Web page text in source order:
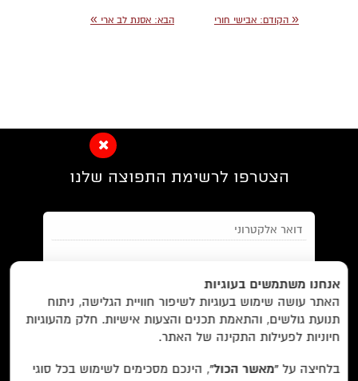
« הקודם: אבישי חורי הבא: אסנת לב ארי »
הצטרפו לרשימת התפוצה שלנו
מאשר/ת אתתנאי השימוש והצטרפות למאגר הלקוחות וקבלת
הודעות מאתר זה בלבד (לא ספאם)
EN/
Foreign Rights /
מבצעים /
ביקורות/ על לוקוס/ הסדרות/
הסופרים/
צרו קשר/
אנחנו משתמשים בעוגיות
האתר עושה שימוש בעוגיות לשיפור חוויית הגלישה, ניתוח
תנועת גולשים, והתאמת תכנים והצעות אישיות. חלק מהעוגיות
חיוניות לפעילות התקינה של האתר.
בלחיצה על“מאשר הכול”, הינכם מסכימים לשימוש בכל סוגי